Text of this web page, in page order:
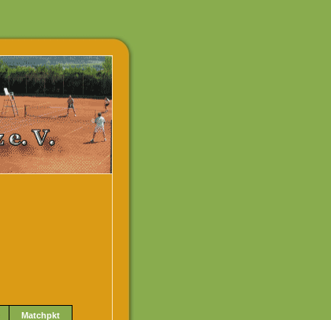
Matchpkt